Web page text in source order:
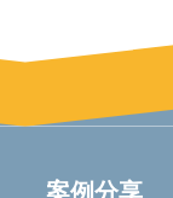
案例分享